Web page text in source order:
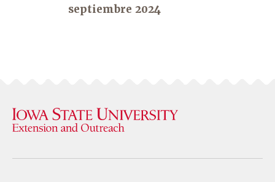
septiembre 2024